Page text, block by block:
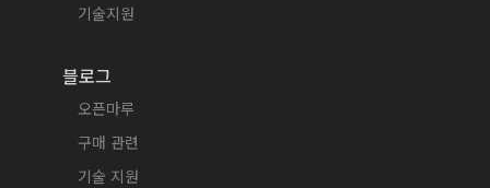
기술지원
블로그
오픈마루
구매 관련
기술 지원